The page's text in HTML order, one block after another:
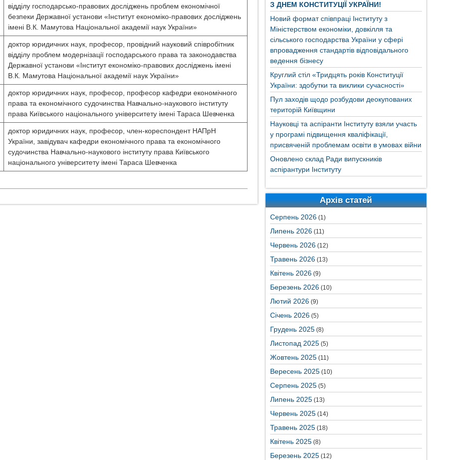
відділу господарсько-правових досліджень проблем економічної
безпеки Державної установи «Інститут економіко-правових досліджень
імені В.К. Мамутова Національної академії наук України»
доктор юридичних наук, професор, провідний науковий співробітник
відділу проблем модернізації господарського права та законодавства
Державної установи «Інститут економіко-правових досліджень імені
В.К. Мамутова Національної академії наук України»
доктор юридичних наук, професор, професор кафедри економічного
права та економічного судочинства Навчально-наукового інституту
права Київського національного університету імені Тараса Шевченка
доктор юридичних наук, професор, член-кореспондент НАПрН
України, завідувач кафедри економічного права та економічного
судочинства Навчально-наукового інституту права Київського
національного університету імені Тараса Шевченка
З ДНЕМ КОНСТИТУЦІЇ УКРАЇНИ!
Новий формат співпраці Інституту з
Міністерством економіки, довкілля та
сільського господарства України у сфері
впровадження стандартів відповідального
ведення бізнесу
Круглий стіл «Тридцять років Конституції
України: здобутки та виклики сучасності»
Пул заходів щодо розбудови деокупованих
територій Київщини
Науковці та аспіранти Інституту взяли участь
у програмі підвищення кваліфікації,
присвяченій проблемам освіти в умовах війни
Оновлено склад Ради випускників
аспірантури Інституту
Архів статей
Серпень 2026(1)
Липень 2026(11)
Червень 2026(12)
Травень 2026(13)
Квітень 2026(9)
Березень 2026(10)
Лютий 2026(9)
Січень 2026(5)
Грудень 2025(8)
Листопад 2025(5)
Жовтень 2025(11)
Вересень 2025(10)
Серпень 2025(5)
Липень 2025(13)
Червень 2025(14)
Травень 2025(18)
Квітень 2025(8)
Березень 2025(12)